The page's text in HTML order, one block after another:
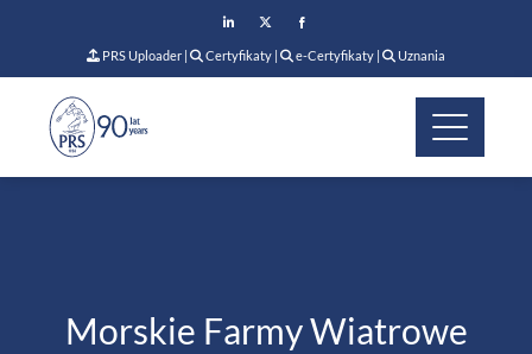
PRS Uploader | Certyfikaty | e-Certyfikaty | Uznania
Morskie Farmy Wiatrowe